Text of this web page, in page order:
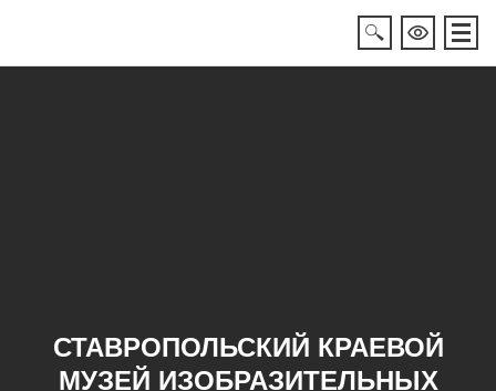
СТАВРОПОЛЬСКИЙ КРАЕВОЙ
МУЗЕЙ ИЗОБРАЗИТЕЛЬНЫХ